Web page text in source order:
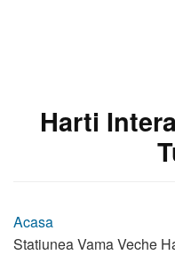
Harti
Acasa
Statiunea Vama Veche